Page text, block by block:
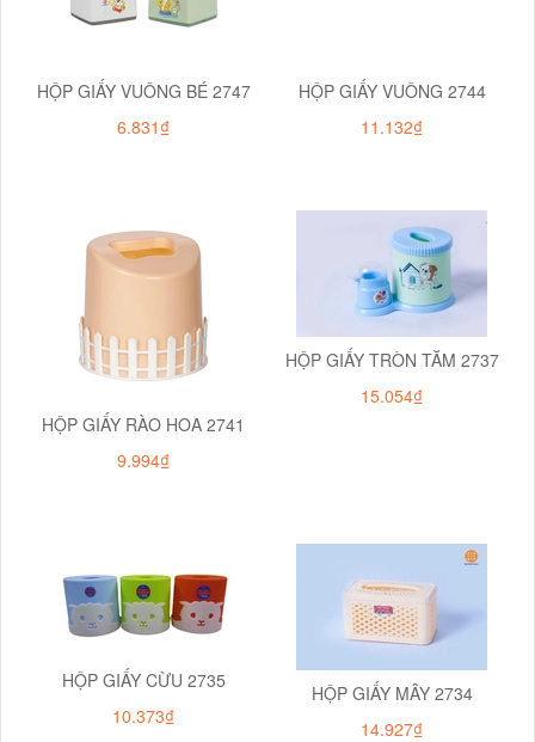
HỘP GIẤY VUÔNG BÉ 2747
6.831₫
HỘP GIẤY VUÔNG 2744
11.132₫
HỘP GIẤY RÀO HOA 2741
9.994₫
HỘP GIẤY TRÒN TĂM 2737
15.054₫
HỘP GIẤY CỪU 2735
10.373₫
HỘP GIẤY MÂY 2734
14.927₫